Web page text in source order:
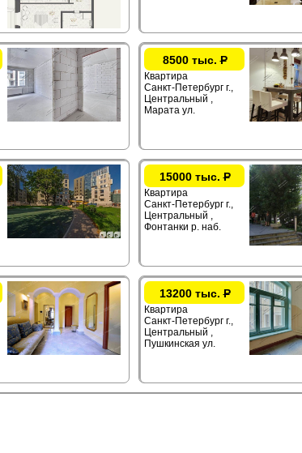
8500 тыс.Р
Квартира
Санкт-Петербург г.,
Центральный ,
Марата ул.
15000 тыс.Р
Квартира
Санкт-Петербург г.,
Центральный ,
Фонтанки р. наб.
13200 тыс.Р
Квартира
Санкт-Петербург г.,
Центральный ,
Пушкинская ул.